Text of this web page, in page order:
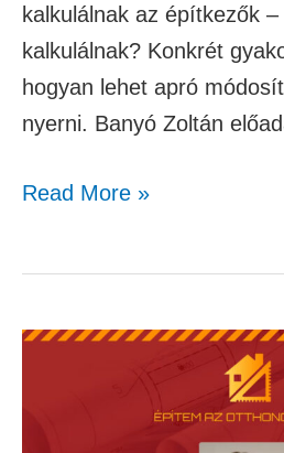
kalkulálnak az építkezők –
kalkulálnak? Konkrét
hogyan lehet apró
nyerni. Banyó Zoltán
Read More »
Takaró